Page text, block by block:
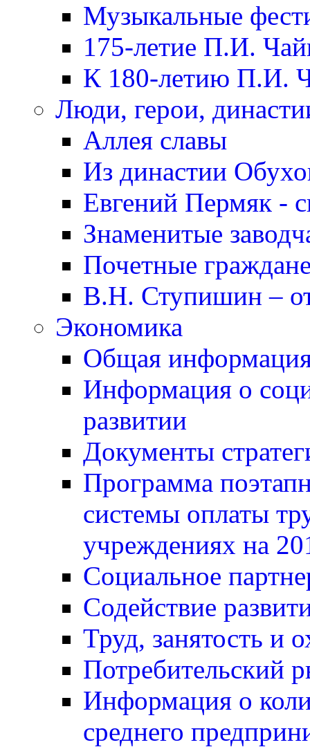
Музыкальные
175-летие П.И.
К 180-летию П.И.
Люди, герои,
Аллея славы
Из династии
Евгений Пермяк -
Знаменитые
Почетные
В.Н. Ступишин –
Экономика
Общая
Информация о
развитии
Документы
Программа
системы оплаты
учреждениях на
Социальное
Содействие
Труд, занятость и
Потребительский
Информация о
среднего